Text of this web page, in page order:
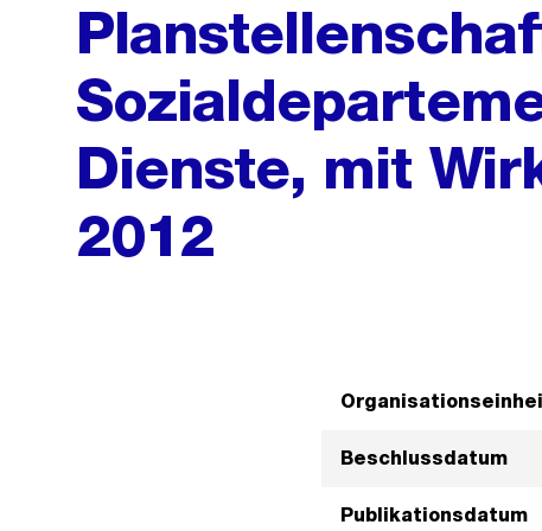
Dienste, mit
2012
Beschlussdatum
Publikationsdatum